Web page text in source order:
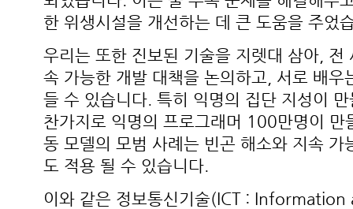
한 위생시설을 개선하는 데 큰 도움을 주었
우리는 또한 진보된 기술을 지렛대 삼아, 전
속 가능한 개발 대책을 논의하고, 서로 배우
들 수 있습니다. 특히 익명의 집단 지성이
찬가지로 익명의 프로그래머 100만명이 만
동 모델의 모범 사례는 빈곤 해소와 지속 가
도 적용 될 수 있습니다.
이와 같은 정보통신기술(ICT :